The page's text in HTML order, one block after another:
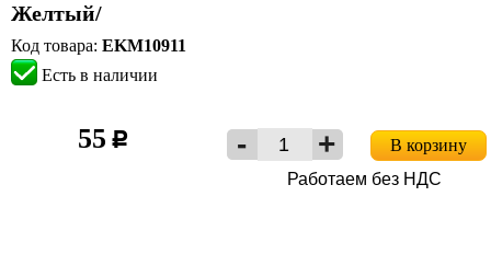
Желтый/
Код товара: EKM10911
Есть в наличии
55 c
В корзину
Работаем без НДС